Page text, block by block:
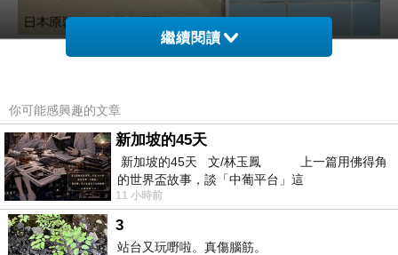
k=85aa092bd15519c3a4297b6533a42606&ui
d1=&uid2=&uid3=&uid4=&uid5=
商品訊息功能:
商品訊息描述:
繼續閱讀
你可能感興趣的文章
新加坡的45天
新加坡的45天 文/林玉鳳 上一篇用佛得角
的世界盃故事，談「中葡平台」這
11 小時前
3
站台又玩嘢啦。真傷腦筋。